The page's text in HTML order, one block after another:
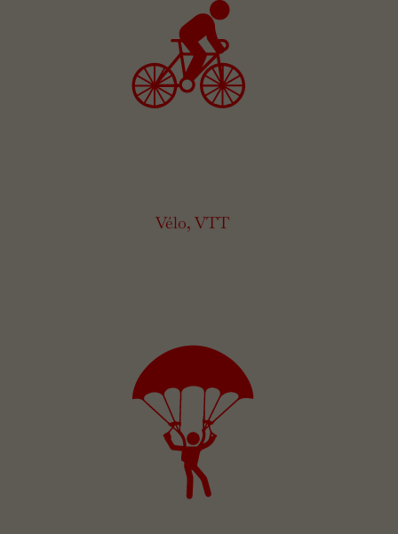
Vélo, VTT